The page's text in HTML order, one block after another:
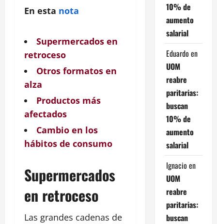
En esta nota
Supermercados en
retroceso
Otros formatos en
alza
Productos más
afectados
Cambio en los
hábitos de consumo
Supermercados
en retroceso
Las grandes cadenas de
10% de
aumento
salarial
Eduardo en
UOM
reabre
paritarias:
buscan
10% de
aumento
salarial
Ignacio en
UOM
reabre
paritarias:
buscan